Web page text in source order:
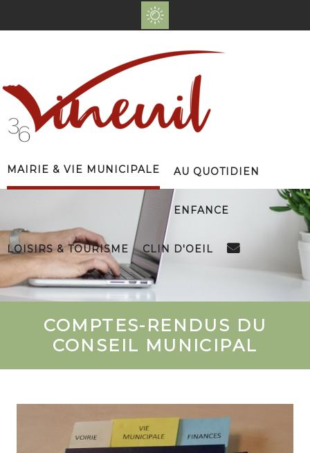
Mairie & Vie Municipale Au Quotidien
Enfance
Loisirs & Tourisme Clin d'Oeil
COMPTES-RENDUS DU
CONSEIL MUNICIPAL